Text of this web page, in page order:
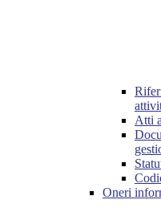
Atti
Oneri